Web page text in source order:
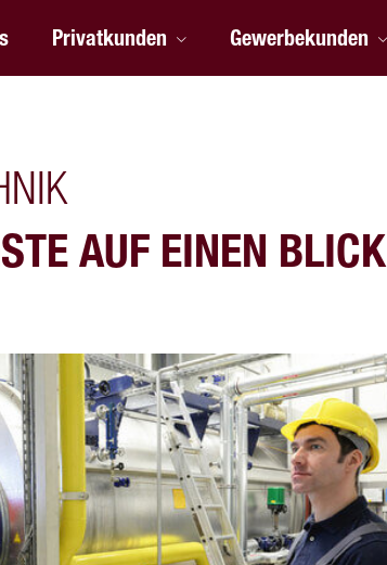
Privatkunden Gewerbekunden
AUF EINEN BLICK